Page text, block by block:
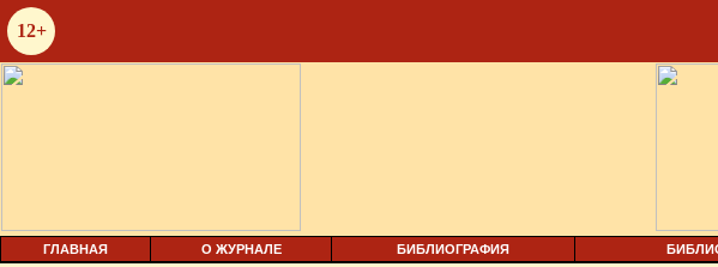
12+
ГЛАВНАЯ О ЖУРНАЛЕ БИБЛИОГРАФИЯ